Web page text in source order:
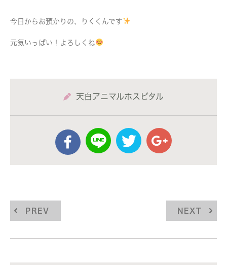
今日からお預かりの、りくくんです
元気いっぱい！よろしくね
天白アニマルホスピタル
PREV NEXT